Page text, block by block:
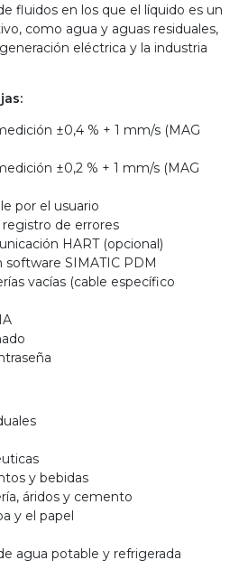
fluidos en los que el líquido es un
como agua y aguas residuales,
eléctrica y la industria
±0,4 % + 1 mm/s (MAG
±0,2 % + 1 mm/s (MAG
por el usuario
de errores
HART (opcional)
software SIMATIC PDM
vacías (cable específico
y bebidas
áridos y cemento
y el papel
agua potable y refrigerada